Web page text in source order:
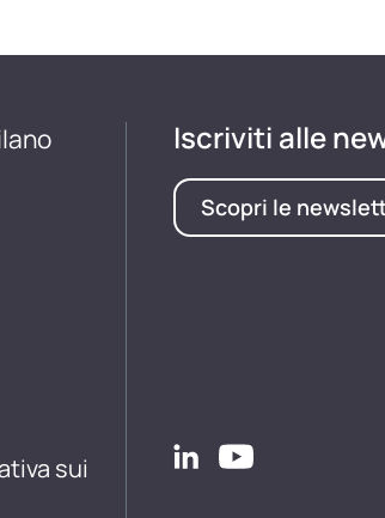
sui
Iscriviti alle
Scopri le